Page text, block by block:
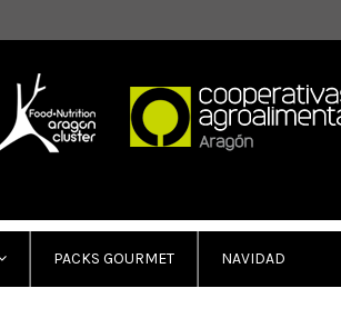
PACKS GOURMET NAVIDAD